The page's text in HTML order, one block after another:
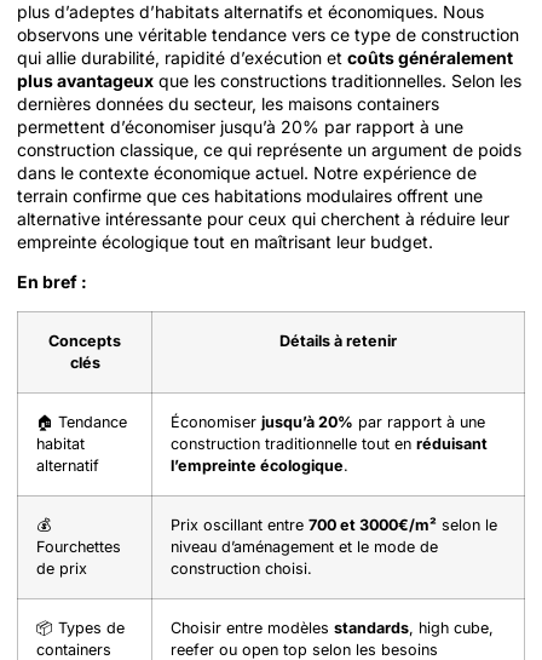
plus d’adeptes d’habitats alternatifs et économiques. Nous
observons une véritable tendance vers ce type de construction
qui allie durabilité, rapidité d’exécution et coûts généralement
plus avantageux que les constructions traditionnelles. Selon les
dernières données du secteur, les maisons containers
permettent d’économiser jusqu’à 20% par rapport à une
construction classique, ce qui représente un argument de poids
dans le contexte économique actuel. Notre expérience de
terrain confirme que ces habitations modulaires offrent une
alternative intéressante pour ceux qui cherchent à réduire leur
empreinte écologique tout en maîtrisant leur budget.
En bref :
Concepts
clés
Détails à retenir
🏠 Tendance
habitat
alternatif
Économiser jusqu’à 20% par rapport à une
construction traditionnelle tout en réduisant
l’empreinte écologique.
💰
Fourchettes
de prix
Prix oscillant entre 700 et 3000€/m² selon le
niveau d’aménagement et le mode de
construction choisi.
📦 Types de
containers
Choisir entre modèles standards, high cube,
reefer ou open top selon les besoins